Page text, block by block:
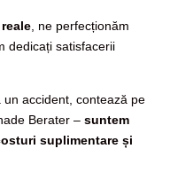
, ne perfecționăm
dedicați satisfacerii
accident, contează pe
Berater – suntem
suplimentare și